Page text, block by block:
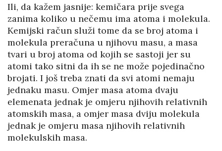
Ili, da kažem jasnije: kemičara prije svega
zanima koliko u nečemu ima atoma i molekula.
Kemijski račun služi tome da se broj atoma i
molekula preračuna u njihovu masu, a masa
tvari u broj atoma od kojih se sastoji jer su
atomi tako sitni da ih se ne može pojedinačno
brojati. I još treba znati da svi atomi nemaju
jednaku masu. Omjer masa atoma dvaju
elemenata jednak je omjeru njihovih relativnih
atomskih masa, a omjer masa dviju molekula
jednak je omjeru masa njihovih relativnih
molekulskih masa.